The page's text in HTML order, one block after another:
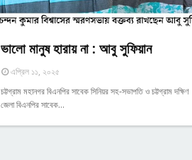
ভালো মানুষ হারায় না : আবু সুফিয়ান
এপ্রিল ১১, ২০২৫
চট্টগ্রাম মহানগর বিএনপির সাবেক সিনিয়র সহ-সভাপতি ও চট্টগ্রাম দক্ষিণ
জেলা বিএনপির সাবেক…